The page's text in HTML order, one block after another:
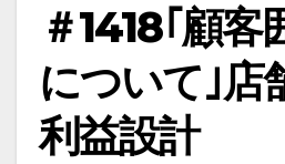
＃1418｢顧客
について｣店
利益設計